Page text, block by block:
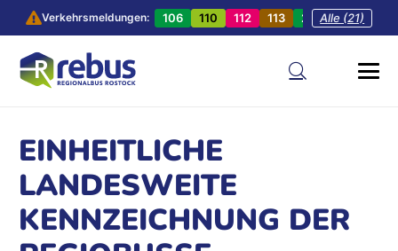
Verkehrsmeldungen: 106 110 112 113 201 202
Alle (21)
EINHEITLICHE
LANDESWEITE
KENNZEICHNUNG DER